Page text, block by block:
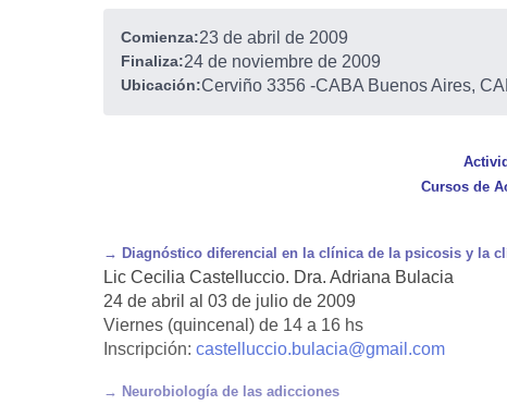
Comienza:23 de abril de 2009
Finaliza:24 de noviembre de 2009
Ubicación:Cerviño 3356 -CABA Buenos Aires,
Cursos de
→ Diagnóstico diferencial en la clínica de la psicosis y la
Lic Cecilia Castelluccio. Dra. Adriana Bulacia
24 de abril al 03 de julio de 2009
Viernes (quincenal) de 14 a 16 hs
Inscripción: castelluccio.bulacia@gmail.com
→ Neurobiología de las adicciones